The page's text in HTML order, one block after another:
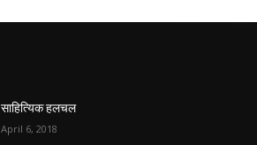
साहित्यिक हलचल
April 6, 2018